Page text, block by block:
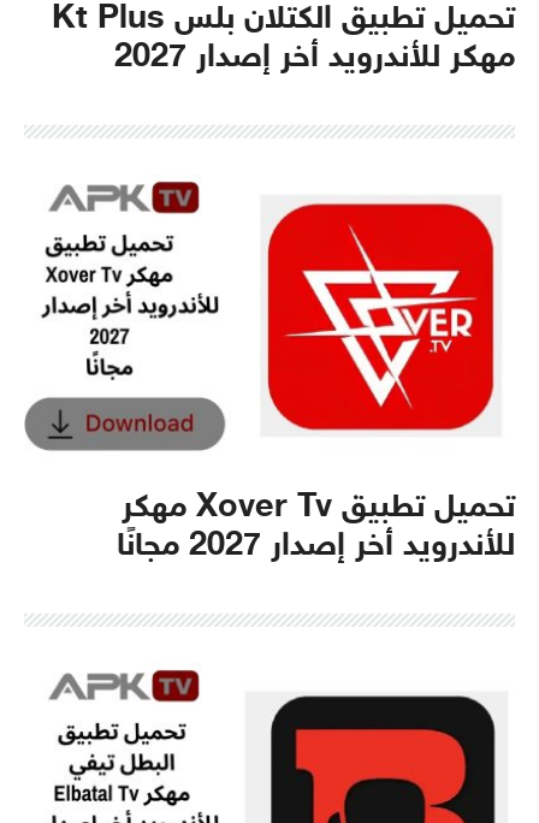
تحميل تطبيق الكتلان بلس Kt Plus
مهكر للأندرويد أخر إصدار 2027
تحميل تطبيق Xover Tv مهكر
للأندرويد أخر إصدار 2027 مجانًا